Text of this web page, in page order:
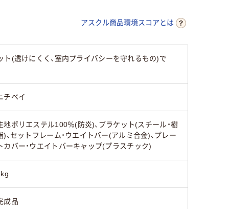
アスクル商品環境スコアとは
(透けにくく、室内プライバシーを守れるもの)で
チベイ
地ポリエステル100％(防炎)、ブラケット(スチール・樹
)、セットフレーム・ウエイトバー(アルミ合金)、プレー
カバー・ウエイトバーキャップ(プラスチック)
成品